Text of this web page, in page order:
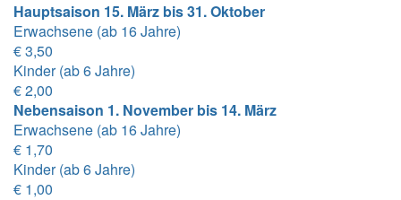
Hauptsaison 15. März bis 31. Oktober
Erwachsene (ab 16 Jahre)
€ 3,50
Kinder (ab 6 Jahre)
€ 2,00
Nebensaison 1. November bis 14. März
Erwachsene (ab 16 Jahre)
€ 1,70
Kinder (ab 6 Jahre)
€ 1,00